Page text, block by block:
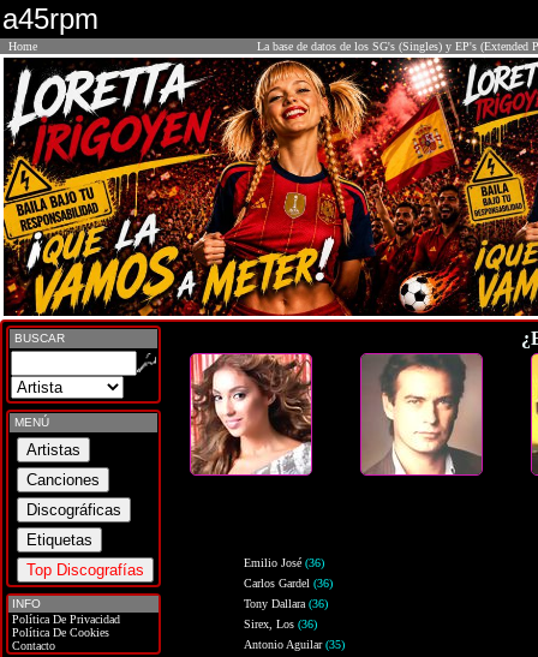
a45rpm
Home La base de datos de los SG's (Singles) y EP's (Extended
BUSCAR
MENÚ
INFO
Política De Privacidad
Política De Cookies
Contacto
Emilio José(36)
Carlos Gardel(36)
Tony Dallara(36)
Sirex, Los(36)
Antonio Aguilar(35)